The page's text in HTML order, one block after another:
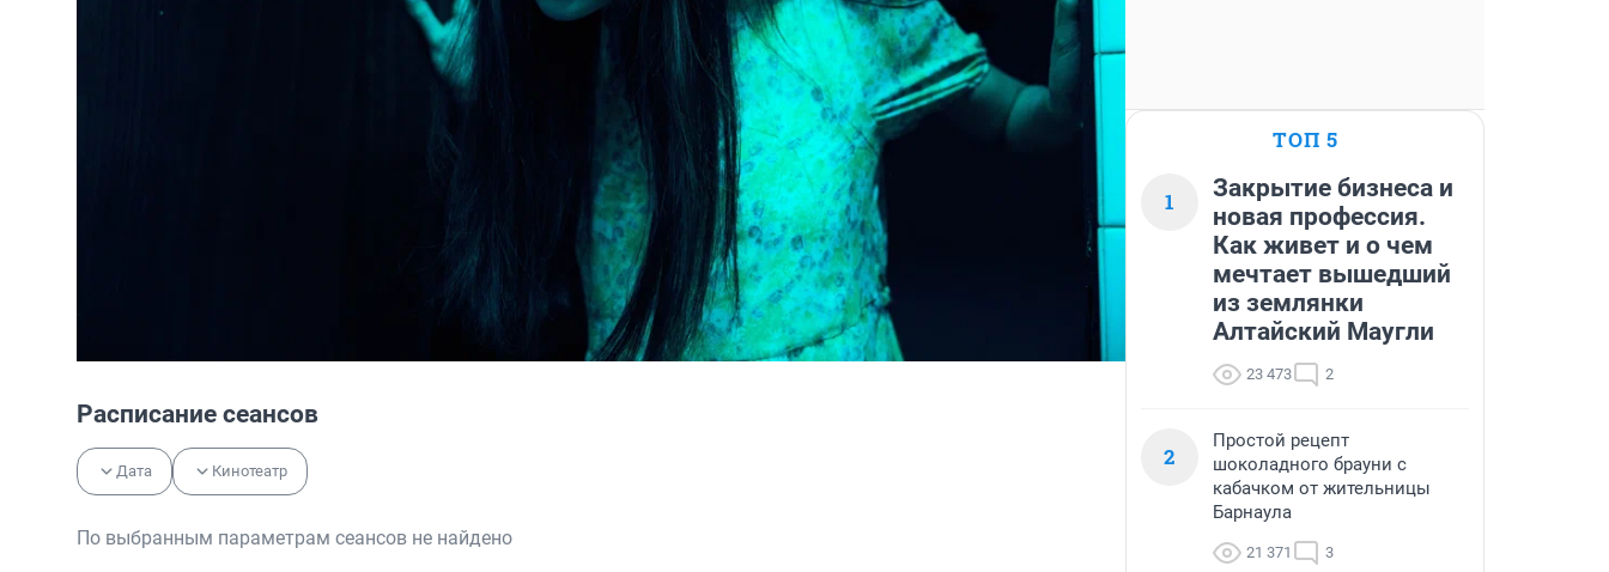
Расписание сеансов
Дата Кинотеатр
По выбранным параметрам сеансов не найдено
ТОП 5
1
Закрытие бизнеса и
новая профессия.
Как живет и о чем
мечтает вышедший
из землянки
Алтайский Маугли
23 473 2
2
Простой рецепт
шоколадного брауни с
кабачком от жительницы
Барнаула
21 371 3